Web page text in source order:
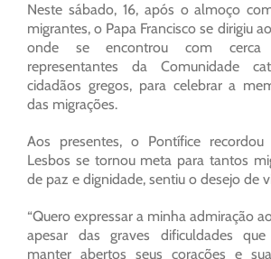
Neste sábado, 16, após o almoço
migrantes, o Papa Francisco se dirigiu
onde se encontrou com
representantes da Comunidade
cidadãos gregos, para celebrar a
das migrações.
Aos presentes, o Pontífice recordou
Lesbos se tornou meta para tantos
de paz e dignidade, sentiu o desejo de
“Quero expressar a minha admiração
apesar das graves dificuldades
manter abertos seus corações e